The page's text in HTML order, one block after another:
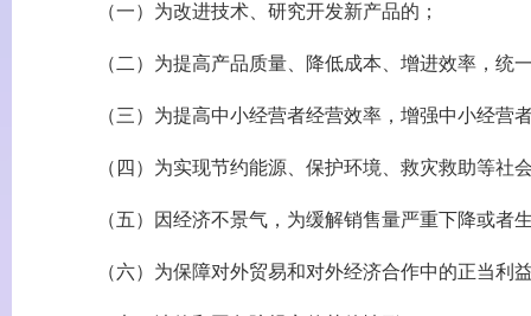
（一）为改进技术、研究开发新产品的；
（二）为提高产品质量、降低成本、增进效率，统
（三）为提高中小经营者经营效率，增强中小经营
（四）为实现节约能源、保护环境、救灾救助等社
（五）因经济不景气，为缓解销售量严重下降或者
（六）为保障对外贸易和对外经济合作中的正当利